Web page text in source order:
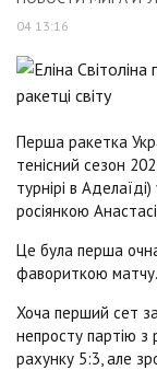
04 13:16
Перша ракетка
тенісний сезон
турнірі в
росіянкою
Це була перша очна
фавориткою
Хоча перший сет
непросту партію
рахунку 5:3, але